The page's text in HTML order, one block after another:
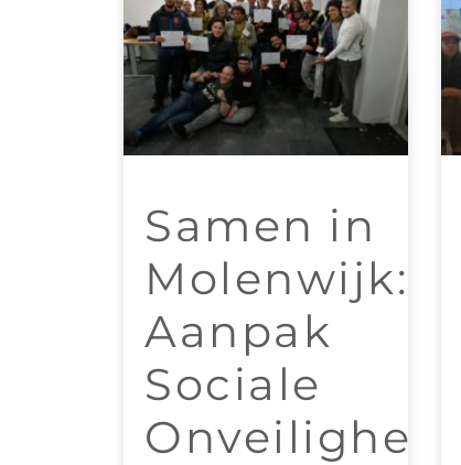
Samen in
Molenwijk:
Aanpak
Sociale
Onveiligheid